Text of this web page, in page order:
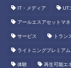
IT・メディア UT
アールエスアセットマネ
サービス トラン
ライトニングプレミアム
体験 再生可能エ